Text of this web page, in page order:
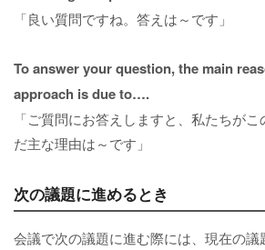
「良い質問ですね。答えは～です」
To answer your question, the main
approach is due to….
「ご質問にお答えしますと、私たちが
だ主な理由は～です」
次の議題に進めるとき
会議で次の議題に進む際には、現在の